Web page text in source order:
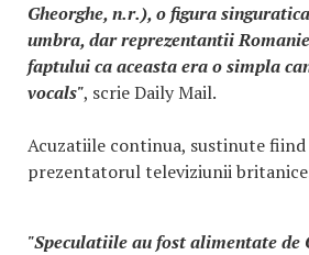
Gheorghe, n.r.), o figura
umbra, dar reprezentantii
faptului ca aceasta era o simpla
vocals", scrie Daily Mail.
Acuzatiile continua, sustinute
prezentatorul televiziunii
"Speculatiile au fost alimentate de